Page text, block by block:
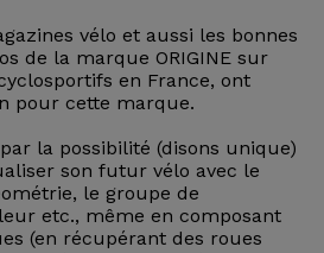
vélo et aussi les bonnes
de la marque ORIGINE sur
en France, ont
pour cette marque.
la possibilité (disons unique)
son futur vélo avec le
le groupe de
etc., même en composant
(en récupérant des roues